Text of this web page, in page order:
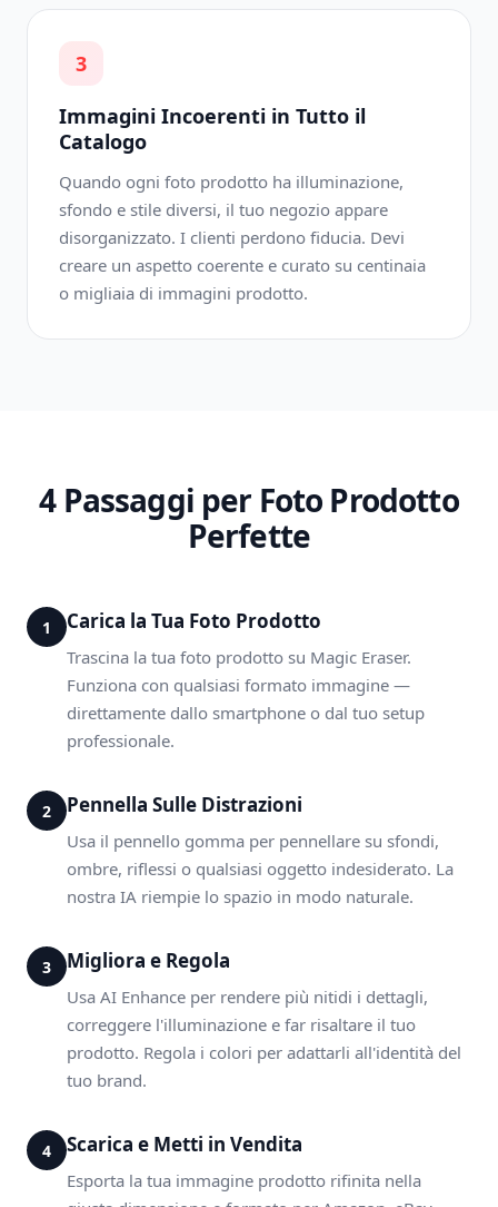
3
Immagini Incoerenti in Tutto il
Catalogo
Quando ogni foto prodotto ha illuminazione,
sfondo e stile diversi, il tuo negozio appare
disorganizzato. I clienti perdono fiducia. Devi
creare un aspetto coerente e curato su centinaia
o migliaia di immagini prodotto.
4 Passaggi per Foto Prodotto
Perfette
1 Carica la Tua Foto Prodotto
Trascina la tua foto prodotto su Magic Eraser.
Funziona con qualsiasi formato immagine —
direttamente dallo smartphone o dal tuo setup
professionale.
2 Pennella Sulle Distrazioni
Usa il pennello gomma per pennellare su sfondi,
ombre, riflessi o qualsiasi oggetto indesiderato. La
nostra IA riempie lo spazio in modo naturale.
3 Migliora e Regola
Usa AI Enhance per rendere più nitidi i dettagli,
correggere l'illuminazione e far risaltare il tuo
prodotto. Regola i colori per adattarli all'identità del
tuo brand.
4 Scarica e Metti in Vendita
Esporta la tua immagine prodotto rifinita nella